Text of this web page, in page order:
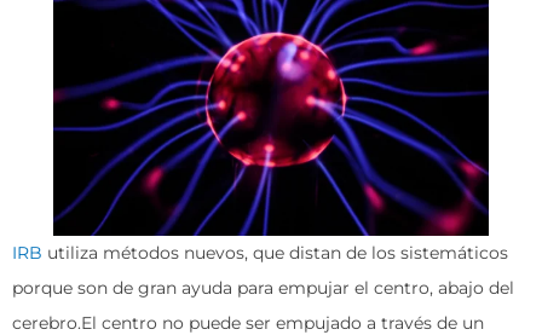
IRB utiliza métodos nuevos, que distan de los sistemáticos
porque son de gran ayuda para empujar el centro, abajo del
cerebro.El centro no puede ser empujado a través de un